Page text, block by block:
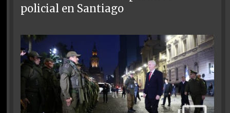
policial en Santiago